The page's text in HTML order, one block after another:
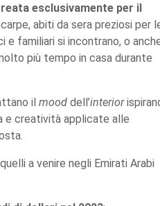
esclusivamente per il
abiti da sera preziosi per
e familiari si incontrano, o
più tempo in casa durante
il mood dell’interior
e creatività applicate alle
a venire negli Emirati Arabi